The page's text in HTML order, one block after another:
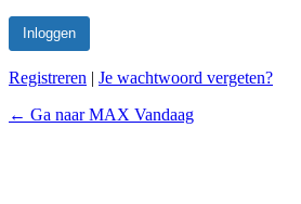
Registreren | Je wachtwoord vergeten?
← Ga naar MAX Vandaag